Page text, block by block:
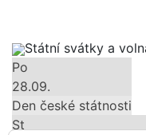
Státní svátky a
Po
28.09.
Den české státnosti
St